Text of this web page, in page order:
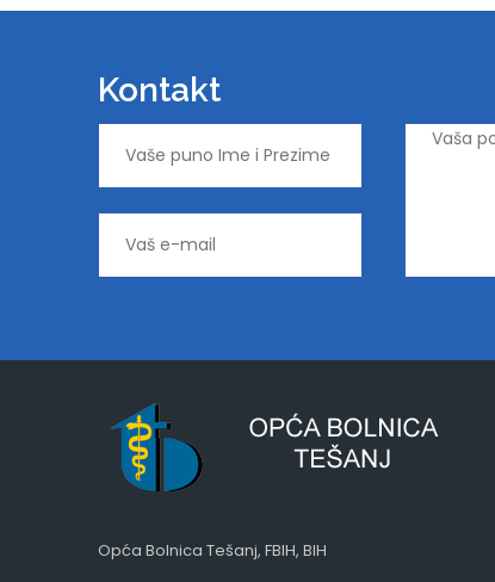
Kontakt
Opća Bolnica Tešanj, FBIH, BIH